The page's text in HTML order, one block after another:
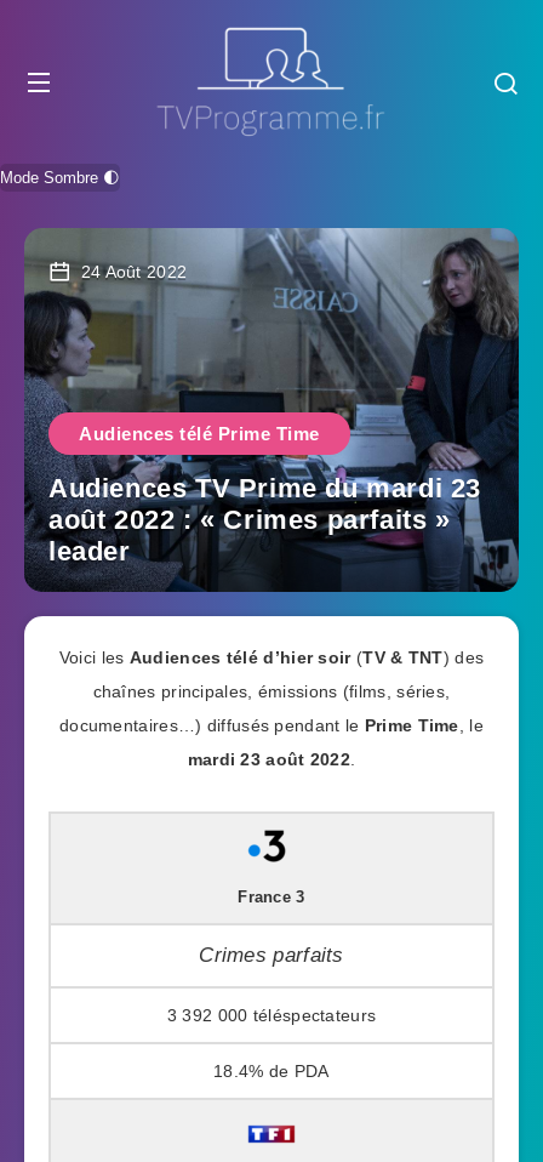
Mode Sombre 🌓
24 Août 2022
Audiences télé Prime Time
Audiences TV Prime du mardi 23
août 2022 : « Crimes parfaits »
leader
Voici les Audiences télé d’hier soir (TV & TNT) des
chaînes principales, émissions (films, séries,
documentaires…) diffusés pendant le Prime Time , le
mardi 23 août 2022
France 3
Crimes parfaits
3 392 000
18.4%